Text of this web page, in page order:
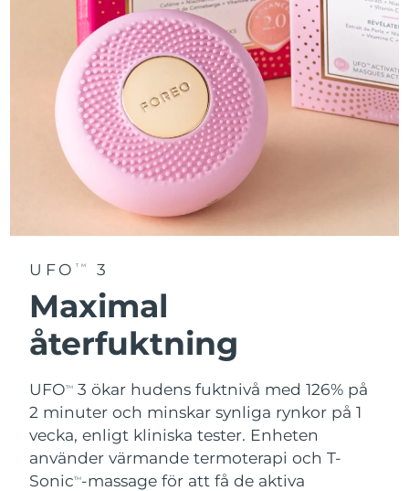
UFO TM 3
Maximal
återfuktning
UFOTM
3 ökar hudens fuktnivå med 126% på
2 minuter och minskar synliga rynkor på 1
vecka, enligt kliniska tester. Enheten
använder värmande termoterapi och T-
SonicTM-massage för att få de aktiva